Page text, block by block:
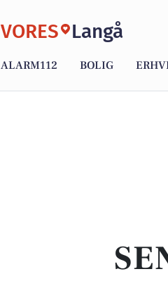
VORES Langå
ALARM112 BOLIG